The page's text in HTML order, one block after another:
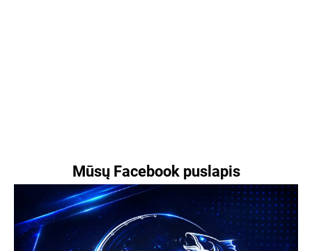
Mūsų Facebook puslapis